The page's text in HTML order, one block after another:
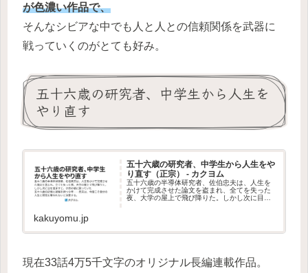
が色濃い作品で、
そんなシビアな中でも人と人との信頼関係を武器に
戦っていくのがとても好み。
五十六歳の研究者、中学生から人生を
やり直す
五十六歳の研究者、中学生から人生をや
り直す（正宗） - カクヨム
五十六歳の半導体研究者、佐伯忠夫は、人生を
かけて完成させた論文を盗まれ、全てを失った
夜、大学の屋上で飛び降りた。しかし次に目を
kakuyomu.jp
現在33話4万5千文字のオリジナル長編連載作品。